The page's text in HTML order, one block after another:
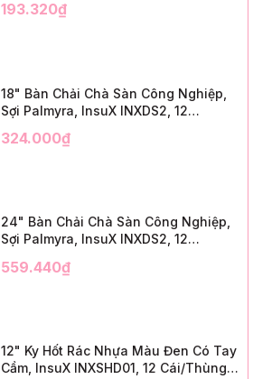
Trim)
193.320₫
18" Bàn Chải Chà Sàn Công Nghiệp,
Sợi Palmyra, InsuX INXDS2, 12
Trim)
324.000₫
24" Bàn Chải Chà Sàn Công Nghiệp,
Sợi Palmyra, InsuX INXDS2, 12
3" Trim)
559.440₫
12" Ky Hốt Rác Nhựa Màu Đen Có Tay
Cầm, InsuX INXSHD01, 12 Cái/Thùng,